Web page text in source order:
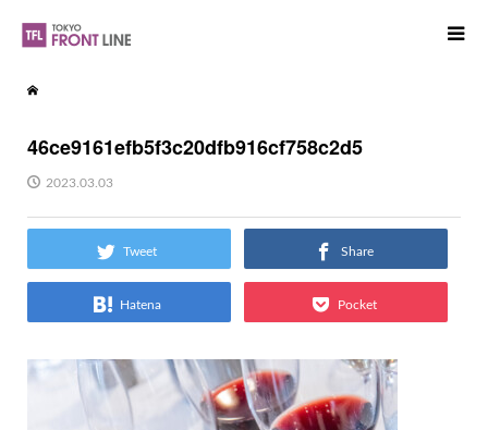
46ce9161efb5f3c20dfb916cf758c2d5
2023.03.03
Tweet Share
Hatena Pocket